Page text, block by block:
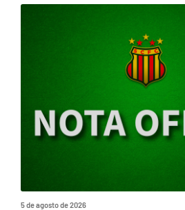
5 de agosto de 2026